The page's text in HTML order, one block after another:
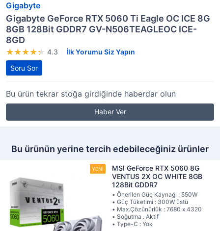
Gigabyte
Gigabyte GeForce RTX 5060 Ti Eagle OC ICE 8G
8GB 128Bit GDDR7 GV-N506TEAGLEOC ICE-
8GD
4.3
İlk Yorumu Siz Yapın
Soru Sor
Bu ürün tekrar stoğa girdiğinde haberdar olun
Haber Ver
Bu ürünün yerine tercih edebileceğiniz ürünler
MSI GeForce RTX 5060 8G
VENTUS 2X OC WHITE 8GB
128Bit GDDR7
• Önerilen Güç Kaynağı : 550W
• Güç Tüketimi : 300W üstü
• Max.Çözünürlük : 7680 x 4320
• Soğutma : Aktif
• Type-C : Yok